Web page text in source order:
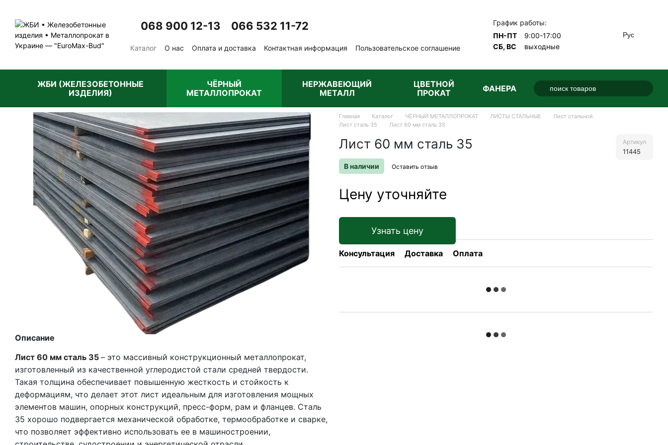
068 900 12-13 066 532 11-72
Каталог О нас Оплата и доставка Контактная информация
Пользовательское соглашение
График работы:
ПН-ПТ
9:00-17:00
СБ, ВС
выходные
Рус
ЖБИ (ЖЕЛЕЗОБЕТОННЫЕ
ИЗДЕЛИЯ)
ЧЁРНЫЙ
МЕТАЛЛОПРОКАТ
НЕРЖАВЕЮЩИЙ
МЕТАЛЛ
ЦВЕТНОЙ
ПРОКАТ
ФАНЕРА
Описание
Лист 60 мм сталь 35 – это массивный конструкционный металлопрокат,
изготовленный из качественной углеродистой стали средней твердости.
Такая толщина обеспечивает повышенную жесткость и стойкость к
деформациям, что делает этот лист идеальным для изготовления мощных
элементов машин, опорных конструкций, пресс-форм, рам и фланцев. Сталь
35 хорошо подвергается механической обработке, термообработке и сварке,
что позволяет эффективно использовать ее в машиностроении,
Главная Каталог ЧЁРНЫЙ МЕТАЛЛОПРОКАТ ЛИСТЫ СТАЛЬНЫЕ
Лист стальной
Лист сталь 35
Лист 60 мм сталь 35
Лист 60 мм сталь 35 Артикул
11445
В наличии Оставить отзыв
Цену уточняйте
Узнать цену
Консультация Доставка Оплата